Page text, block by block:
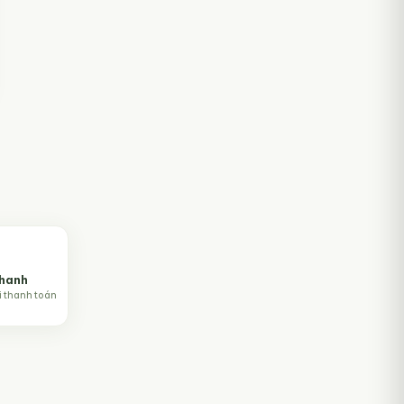
thanh toán